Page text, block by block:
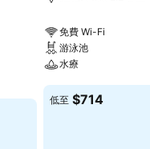
免費 Wi-Fi
游泳池
水療
查看價格
低至 $714